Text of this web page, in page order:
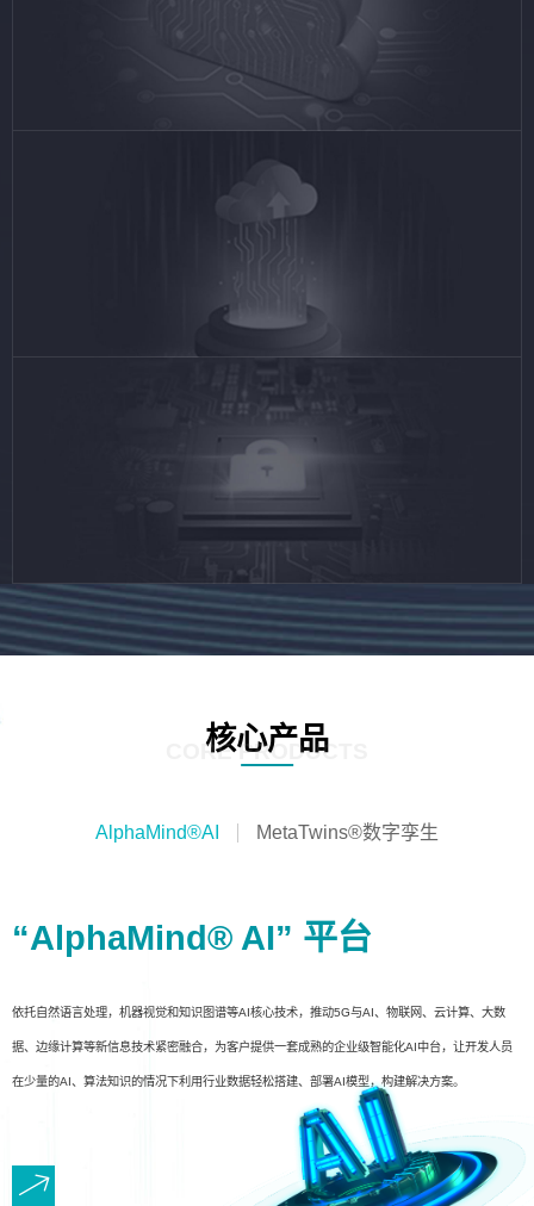
核心产品
CORE PRODUCTS
AlphaMind®AI MetaTwins®数字孪生
“AlphaMind® AI” 平台
依托自然语言处理，机器视觉和知识图谱等AI核心技术，推动5G与AI、物联网、云计算、大数
据、边缘计算等新信息技术紧密融合，为客户提供一套成熟的企业级智能化AI中台，让开发人员
在少量的AI、算法知识的情况下利用行业数据轻松搭建、部署AI模型，构建解决方案。